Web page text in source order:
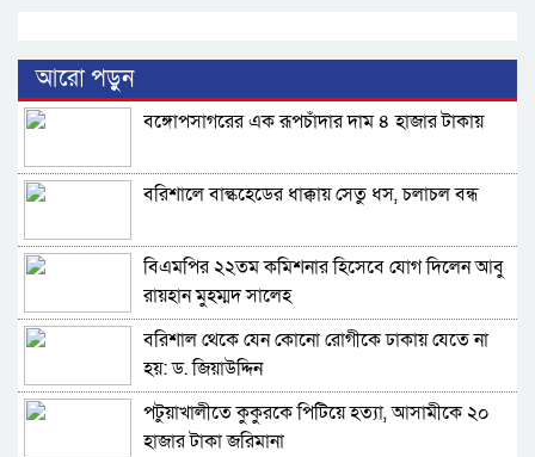
আরো পড়ুন
বঙ্গোপসাগরের এক রূপচাঁদার দাম ৪ হাজার টাকায়
বরিশালে বাল্কহেডের ধাক্কায় সেতু ধস, চলাচল বন্ধ
বিএমপির ২২তম কমিশনার হিসেবে যোগ দিলেন আবু
রায়হান মুহম্মদ সালেহ
বরিশাল থেকে যেন কোনো রোগীকে ঢাকায় যেতে না
হয়: ড. জিয়াউদ্দিন
পটুয়াখালীতে কুকুরকে পিটিয়ে হত্যা, আসামীকে ২০
হাজার টাকা জরিমানা